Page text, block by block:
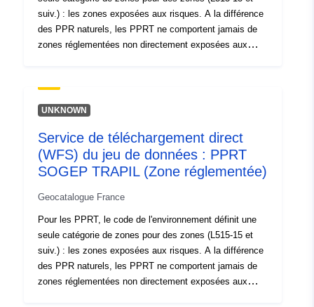
suiv.) : les zones exposées aux risques. A la différence
des PPR naturels, les PPRT ne comportent jamais de
zones réglementées non directement exposées aux
règlements PPRT distinguent généralement deux types
de zones :1- les « zones d'interdiction de construire »,
et que la règle générale est l'interdiction de construire ;2-
les « zones soumises à prescriptions », dites « zones
bleues », lorsque le niveau d'aléa est moyen et que les
type d'enjeu.Les instructions du guide d'élaboration
PPRT ajoutent une gradation à l'intérieur des « zones
rouges » et des « zones bleues ».
UNKNOWN
Service de téléchargement direct
(WFS) du jeu de données : PPRT
SOGEP TRAPIL (Zone réglementée)
Geocatalogue France
Pour les PPRT, le code de l'environnement définit une
seule catégorie de zones pour des zones (L515-15 et
suiv.) : les zones exposées aux risques. A la différence
des PPR naturels, les PPRT ne comportent jamais de
zones réglementées non directement exposées aux